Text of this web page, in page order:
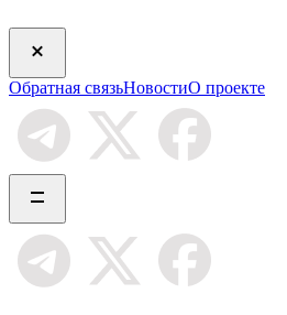
Обратная связьНовостиО проекте